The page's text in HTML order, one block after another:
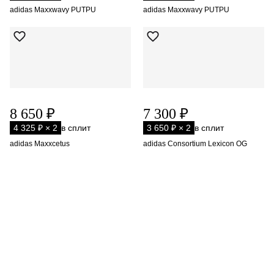
adidas Maxxwavy PUTPU adidas Maxxwavy PUTPU
8 650 ₽
4 325 ₽ × 2 в сплит
adidas Maxxcetus
7 300 ₽
3 650 ₽ × 2 в сплит
adidas Consortium Lexicon OG